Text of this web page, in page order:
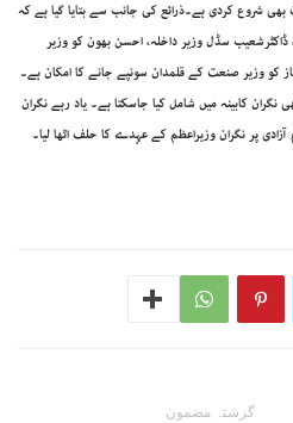
شروع کردی ہے۔ذرائع کی جانب سے بتایا گیا ہے کہ
سڈل وزیر داخلہ، احسن بھون کو وزیر
کو وزیر صنعت کے قلمدان سونپے جانے کا امکان ہے۔
نگران کابینہ میں شامل کیا جاسکتا ہے۔ یاد رہے نگران
گزشتہ مضمون